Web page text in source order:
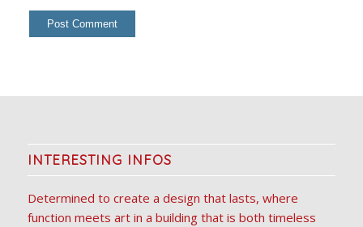
INTERESTING INFOS
Determined to create a design that lasts, where
function meets art in a building that is both timeless